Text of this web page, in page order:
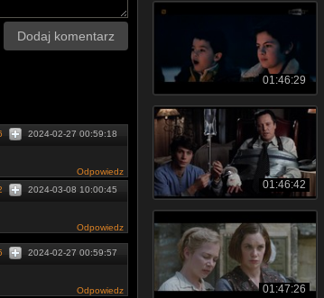
Dodaj komentarz
2024-02-27 00:59:18
Odpowiedz
2024-03-08 10:00:45
Odpowiedz
2024-02-27 00:59:57
Odpowiedz
01:46:29
01:46:42
01:47:26